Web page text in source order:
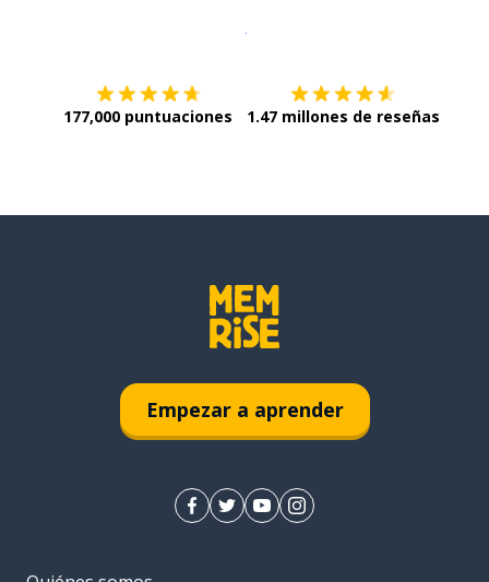
177,000 puntuaciones 1.47 millones de reseñas
Empezar a aprender